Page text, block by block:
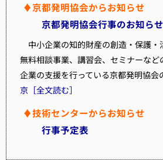
♦京都発明協会からお知らせ
京都発明協会行事のお知ら
中小企業の知的財産の創造・保護・
無料相談事業、講習会、セミナーな
企業の支援を行っている京都発明協会
京［全文読む］
♦技術センターからお知らせ
行事予定表